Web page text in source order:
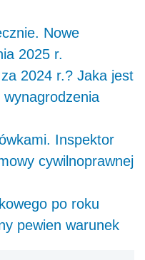
Nowe
2025 r.
2024 r.? Jaka jest
Inspektor
cywilnoprawnej
po roku
pewien warunek